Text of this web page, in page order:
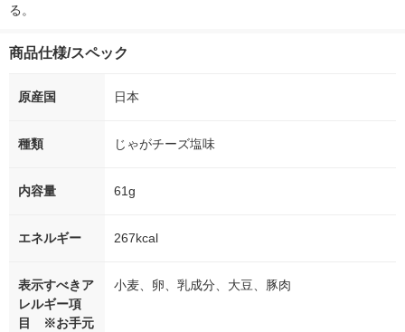
る。
商品仕様/スペック
原産国 日本
種類 じゃがチーズ塩味
内容量 61g
エネルギー 267kcal
表示すべきア
レルギー項
目 ※お手元
小麦、卵、乳成分、大豆、豚肉